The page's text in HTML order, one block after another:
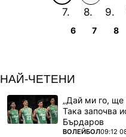
6 7 8
НАЙ-ЧЕТЕНИ
„Дай ми го, ще
Така започва
Бърдаров
ПОВЕЧЕ ОТ
ВОЛЕЙБОЛ09:12